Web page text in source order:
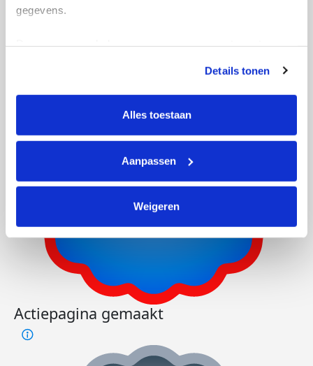
gegevens.
tonen. Je kunt je toestemming op elk moment wijzigen of
intrekken via Cookie instellingen onderaan de pagina. De
lijst met cookies is te vinden in het tabblad “details”.
Details tonen
Alles toestaan
Aanpassen
Weigeren
Actiepagina gemaakt